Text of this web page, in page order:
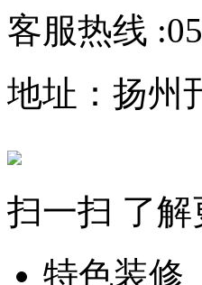
客服热线 :
地址：扬州
扫一扫 了解
特色装修